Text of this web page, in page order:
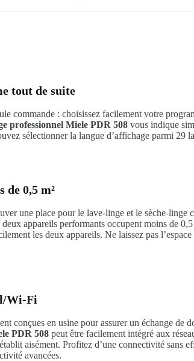
tout de suite
commande : choisissez facilement votre
professionnel Miele PDR 508 vous indique
sélectionner la langue d’affichage parmi 29
de 0,5 m²
une place pour le lave-linge et le sèche-
appareils performants occupent moins de
les deux appareils. Ne laissez pas
Wi-Fi
conçues en usine pour assurer un échange
PDR 508 peut être facilement intégré aux
aisément. Profitez d’une connectivité
avancées.